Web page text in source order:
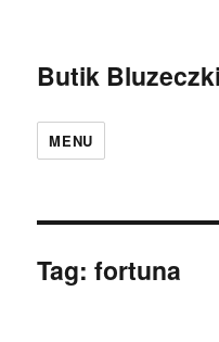
Butik
MENU
Tag:fortuna